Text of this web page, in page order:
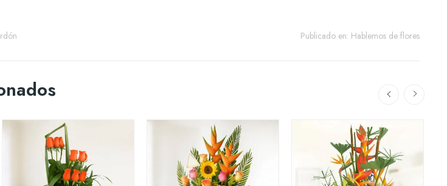
Publicado en: Hablemos de flores